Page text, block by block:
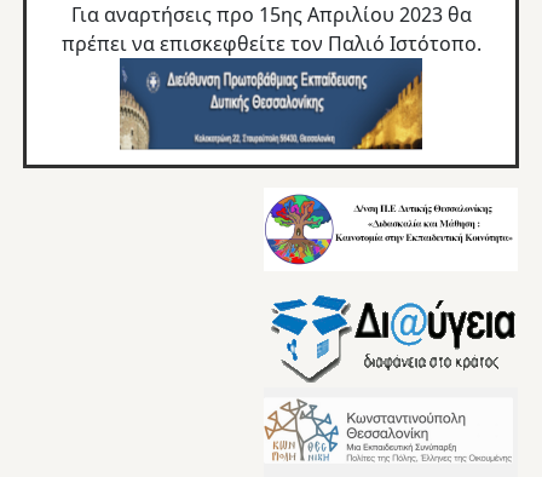
Για αναρτήσεις προ 15ης Απριλίου 2023 θα
πρέπει να επισκεφθείτε τον Παλιό Ιστότοπο.